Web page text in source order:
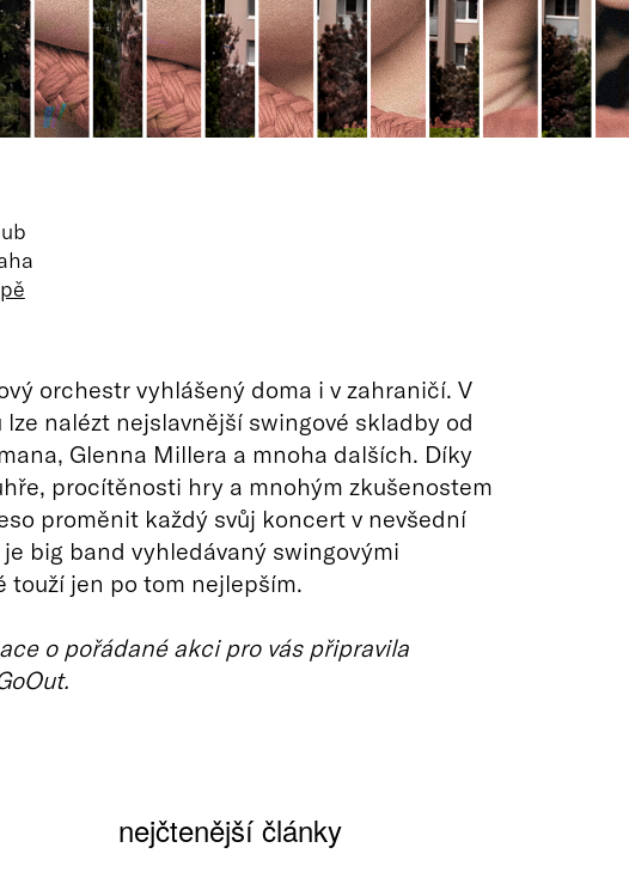
orchestr vyhlášený doma i v zahraničí. V
nalézt nejslavnější swingové skladby od
Glenna Millera a mnoha dalších. Díky
procítěnosti hry a mnohým zkušenostem
proměnit každý svůj koncert v nevšední
big band vyhledávaný swingovými
touží jen po tom nejlepším.
o pořádané akci pro vás připravila
nejčtenější články